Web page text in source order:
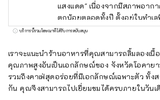
แสงแดด" เนื่องจากมีสภาพอากา
ตกน้อยตลอดทั้งปี ตั้งอยู่ในทำเ
ระหว่างสถานที่ท่องเที่ยวชื่อดังอ
ชิโกกุผ่าน เซโตะ อีกด้วย โอคายามะยังเป็นที่รู้จัก
ในชื่อ "โอคายาม่า ผลไม้" และผ
แสงแดดในสภาพอากาศอบอุ่นข
คุณภาพสูงสุดในแง่ของความหว
บริการนี้รวมโฆษณาที่ได้รับการสนับสนุน
เราจะแนะนำร้านอาหารที่คุณสามารถลิ้มลองเนื้
คุณภาพสูงอันเป็นเอกลักษณ์ของ จังหวัดโอคายา
รวมถึงคาเฟ่สุดอร่อยที่มีเอกลักษณ์เฉพาะตัว ทั้ง
กัน คุณจึงสามารถไปเยี่ยมชมได้ครบภายในวันเ